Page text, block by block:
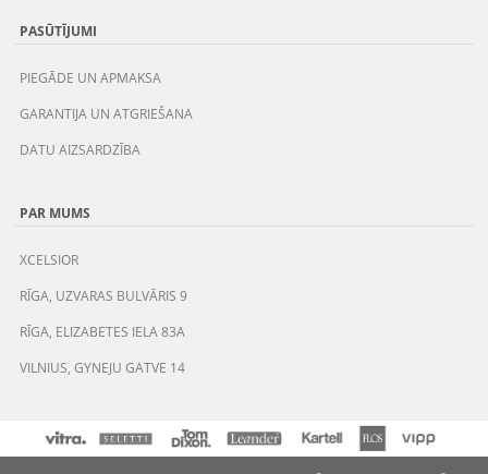
PASŪTĪJUMI
PIEGĀDE UN APMAKSA
GARANTIJA UN ATGRIEŠANA
DATU AIZSARDZĪBA
PAR MUMS
XCELSIOR
RĪGA, UZVARAS BULVĀRIS 9
RĪGA, ELIZABETES IELA 83A
VILNIUS, GYNEJU GATVE 14